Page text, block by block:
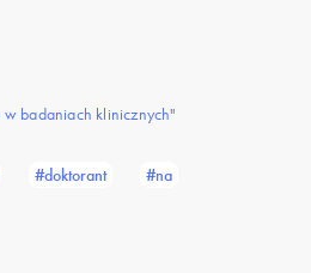
w badaniach klinicznych"
#doktorant
#na